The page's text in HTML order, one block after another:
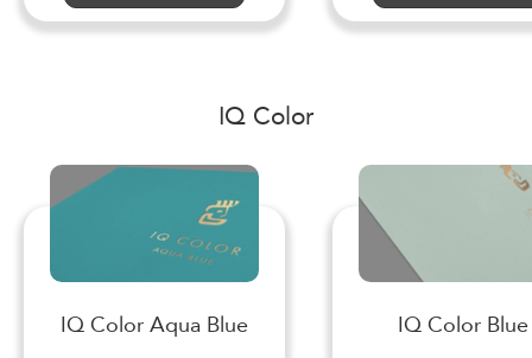
IQ Color
IQ Color Aqua Blue IQ Color Blue